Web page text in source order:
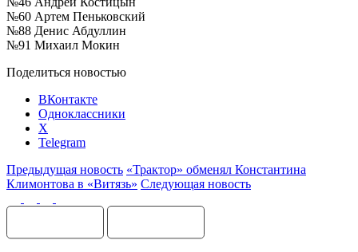
№60 Артем Пеньковский
№88 Денис Абдуллин
№91 Михаил Мокин
Поделиться новостью
ВКонтакте
Одноклассники
X
Telegram
Предыдущая новость «Трактор» обменял Константина
Климонтова в «Витязь» Следующая новость